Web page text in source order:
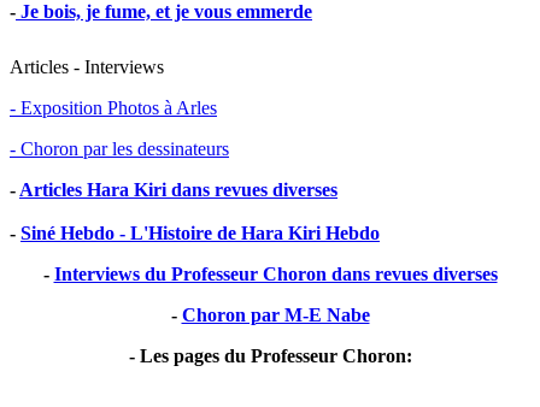
- Je bois, je fume, et je vous emmerde
Articles - Interviews
- Exposition Photos à Arles
- Choron par les dessinateurs
- Articles Hara Kiri dans revues diverses
- Siné Hebdo - L'Histoire de Hara Kiri Hebdo
- Interviews du Professeur Choron dans revues diverses
- Choron par M-E Nabe
- Les pages du Professeur Choron: